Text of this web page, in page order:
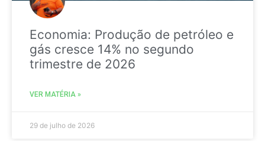
Economia: Produção de petróleo e
gás cresce 14% no segundo
trimestre de 2026
VER MATÉRIA »
29 de julho de 2026